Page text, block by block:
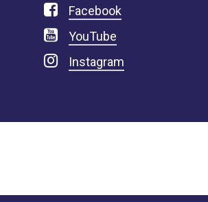
Facebook
YouTube
Instagram